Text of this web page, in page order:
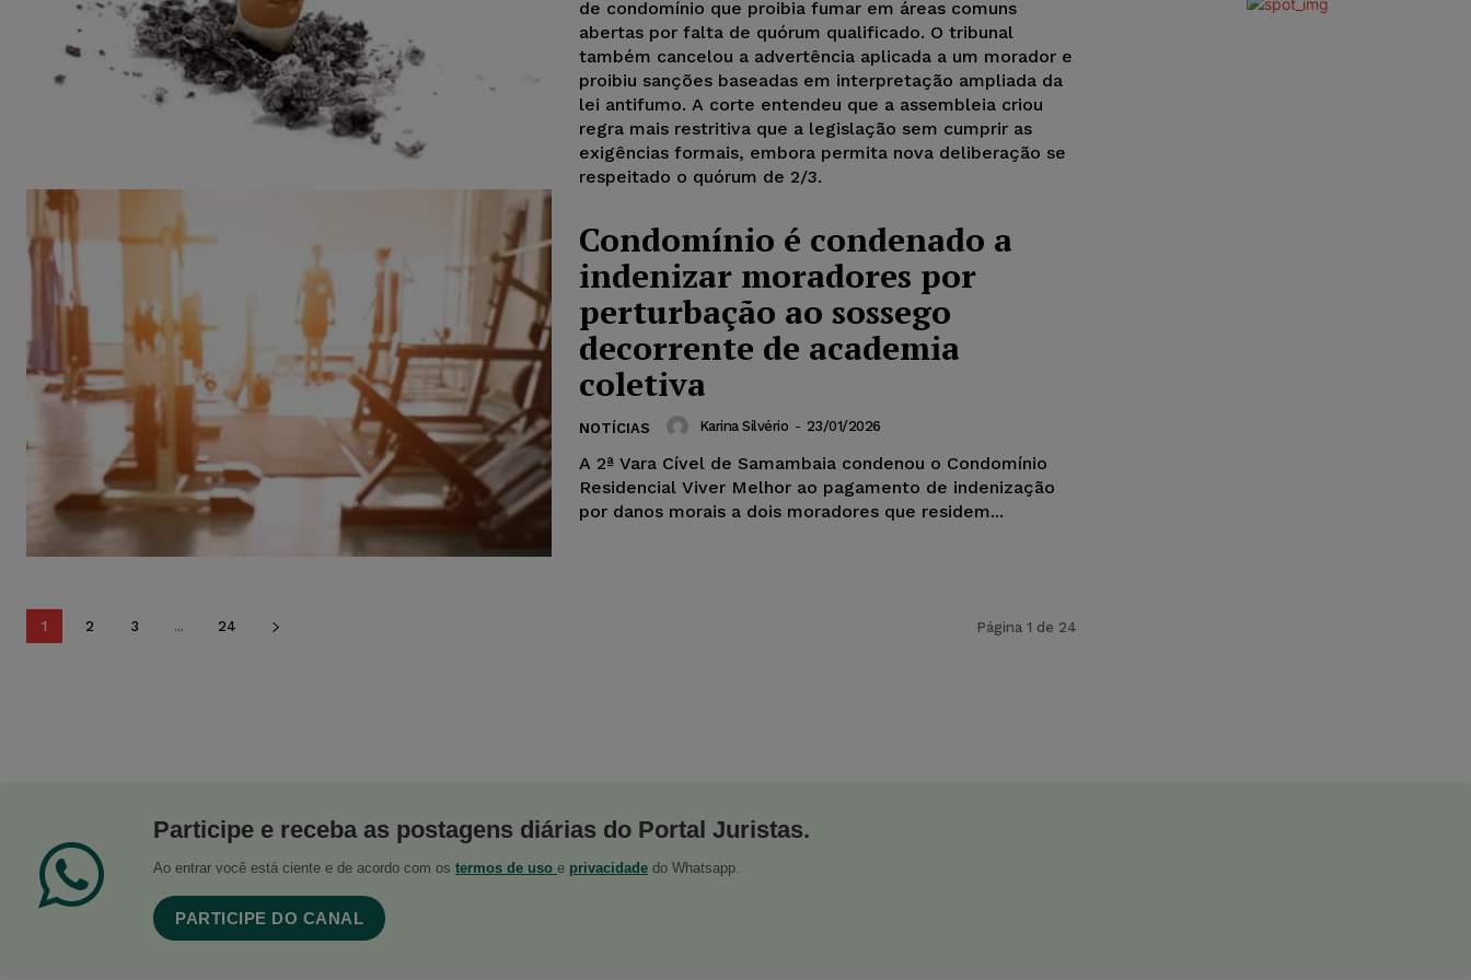
de condomínio que proibia fumar em áreas comuns
abertas por falta de quórum qualificado. O tribunal
também cancelou a advertência aplicada a um morador e
proibiu sanções baseadas em interpretação ampliada da
lei antifumo. A corte entendeu que a assembleia criou
regra mais restritiva que a legislação sem cumprir as
exigências formais, embora permita nova deliberação se
respeitado o quórum de 2/3.
Condomínio é condenado a
indenizar moradores por
perturbação ao sossego
decorrente de academia
coletiva
NOTÍCIAS Karina Silvério - 23/01/2026
A 2ª Vara Cível de Samambaia condenou o Condomínio
Residencial Viver Melhor ao pagamento de indenização
por danos morais a dois moradores que residem...
1 2 3 ... 24 Página 1 de 24
Participe e receba as postagens diárias do Portal Juristas.
Ao entrar você está ciente e de acordo com os termos de uso e privacidade do Whatsapp.
PARTICIPE DO CANAL